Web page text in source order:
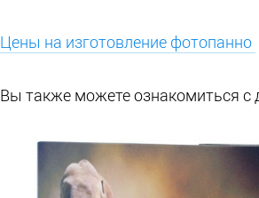
Цены на изготовление фотопанно
Вы также можете ознакомиться с